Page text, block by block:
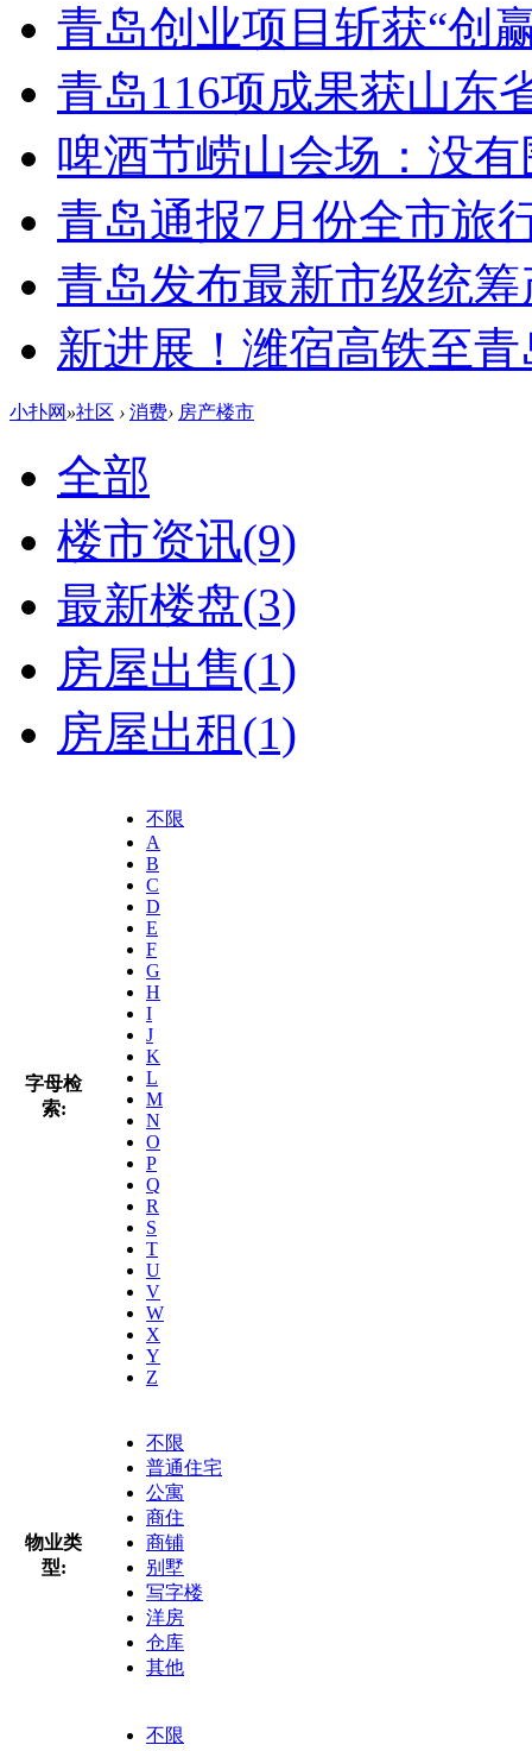
青岛创业项目斩获“创
青岛116项成果获山东
啤酒节崂山会场：没有
青岛通报7月份全市旅
青岛发布最新市级统
新进展！潍宿高铁至
小扑网 »社区 › 消费› 房产楼市
全部
楼市资讯(9)
最新楼盘(3)
房屋出售(1)
房屋出租(1)
字母检
索:
不限
A
B
C
D
E
F
G
H
I
J
K
L
M
N
O
P
Q
R
S
T
U
V
W
X
Y
Z
物业类
型:
不限
普通住宅
公寓
商住
商铺
别墅
写字楼
洋房
仓库
其他
不限